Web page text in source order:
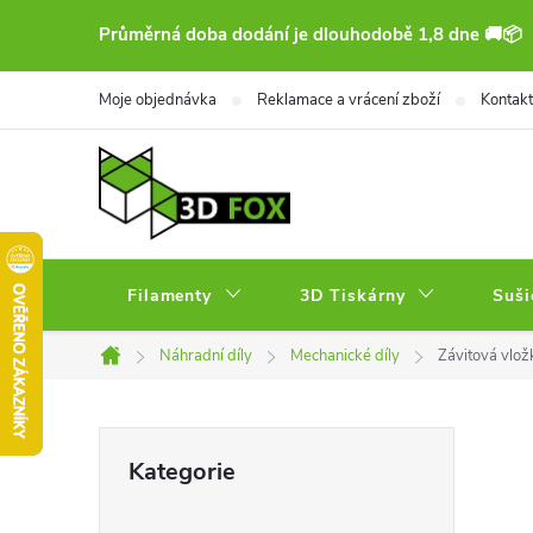
Průměrná doba dodání je dlouhodobě 1,8 dne 🚚📦
Moje objednávka Reklamace a vrácení zboží Kontakt
Filamenty 3D Tiskárny
Domů
Náhradní díly Mechanické díly Závitová
kategorie
Kategorie